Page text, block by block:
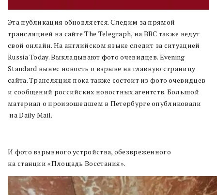
Эта публикация обновляется. Следим за прямой
трансляцией на сайте The Telegraph, на BBC также ведут
свой онлайн. На английском языке следит за ситуацией
Russia Today. Выкладывают фото очевидцев. Evening
Standard вынес новость о взрыве на главную страницу
сайта. Трансляция пока также состоит из фото очевидцев
и сообщений российских новостных агентств. Большой
материал о произошедшем в Петербурге опубликовали
на Daily Mail.
И фото взрывного устройства, обезвреженного
на станции «Площадь Восстания».